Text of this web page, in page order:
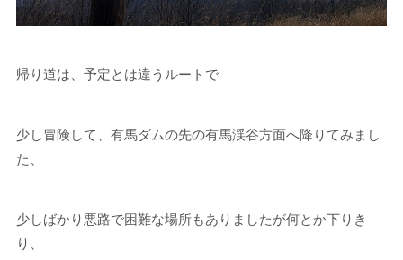
帰り道は、予定とは違うルートで
少し冒険して、有馬ダムの先の有馬渓谷方面へ降りてみまし
た、
少しばかり悪路で困難な場所もありましたが何とか下りき
り、